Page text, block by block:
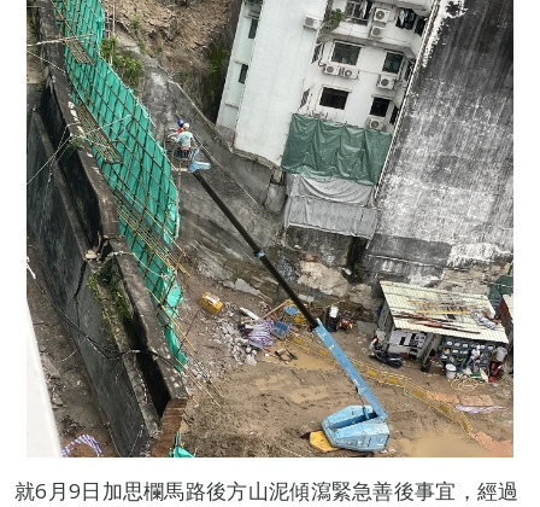
就6月9日加思欄馬路後方山泥傾瀉緊急善後事宜，經過